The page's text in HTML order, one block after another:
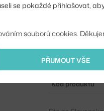
Barva:
Materiál:
Sedák:
Podnož:
Kód produktu
se pokaždé přihlašovat,
souborů cookies.
PŘIJMOUT VŠE